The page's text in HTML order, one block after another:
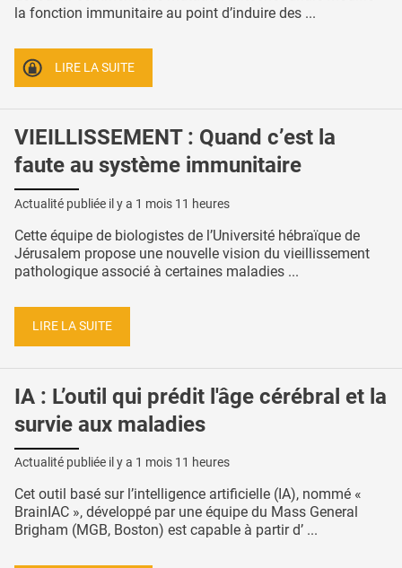
la fonction immunitaire au point d’induire des ...
LIRE LA SUITE
VIEILLISSEMENT : Quand c’est la
faute au système immunitaire
Actualité publiée il y a 1 mois 11 heures
Cette équipe de biologistes de l’Université hébraïque de
Jérusalem propose une nouvelle vision du vieillissement
pathologique associé à certaines maladies ...
LIRE LA SUITE
IA : L’outil qui prédit l'âge cérébral et la
survie aux maladies
Actualité publiée il y a 1 mois 11 heures
Cet outil basé sur l’intelligence artificielle (IA), nommé «
BrainIAC », développé par une équipe du Mass General
Brigham (MGB, Boston) est capable à partir d’ ...